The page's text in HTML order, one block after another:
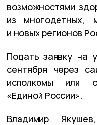
возможностями
из многодетных,
и новых регионов
Подать заявку на
сентября через
исполкомы или
«Единой России».
Владимир